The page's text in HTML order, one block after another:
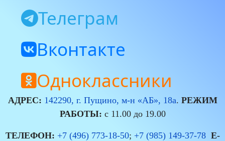
Телеграм
Вконтакте
Одноклассники
АДРЕС: 142290, г. Пущино, м-н «АБ», 18а. РЕЖИМ
РАБОТЫ: с 11.00 до 19.00
ТЕЛЕФОН: +7 (496) 773-18-50; +7 (985) 149-37-78 E-